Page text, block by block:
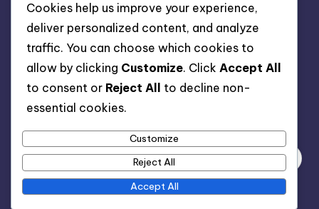
Zásady používání souborů cookie
Kontaktujte nás
Obchodní podmínky
Kdo jsme
Cookies help us improve your experience,
deliver personalized content, and analyze
traffic. You can choose which cookies to
allow by clicking Customize. Click Accept All
to consent or Reject All
to decline non-
essential cookies.
Customize
Reject All
Accept All